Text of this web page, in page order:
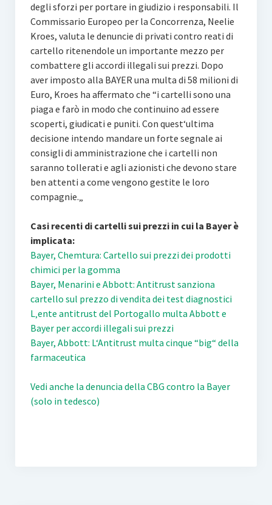
degli sforzi per portare in giudizio i responsabili. Il
Commissario Europeo per la Concorrenza, Neelie
Kroes, valuta le denuncie di privati contro reati di
cartello ritenendole un importante mezzo per
combattere gli accordi illegali sui prezzi. Dopo
aver imposto alla BAYER una multa di 58 milioni di
Euro, Kroes ha affermato che “i cartelli sono una
piaga e farò in modo che continuino ad essere
scoperti, giudicati e puniti. Con quest‘ultima
decisione intendo mandare un forte segnale ai
consigli di amministrazione che i cartelli non
saranno tollerati e agli azionisti che devono stare
ben attenti a come vengono gestite le loro
compagnie.„
Casi recenti di cartelli sui prezzi in cui la Bayer è
implicata:
Bayer, Chemtura: Cartello sui prezzi dei prodotti
chimici per la gomma
Bayer, Menarini e Abbott: Antitrust sanziona
cartello sul prezzo di vendita dei test diagnostici
L‚ente antitrust del Portogallo multa Abbott e
Bayer per accordi illegali sui prezzi
Bayer, Abbott: L‘Antitrust multa cinque “big“ della
farmaceutica
Vedi anche la denuncia della CBG contro la Bayer
(solo in tedesco)